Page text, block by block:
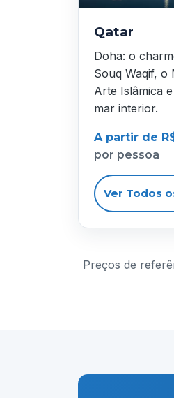
Qatar
Doha: o
Souq Waqif, o
Arte Islâmica
mar interior.
A partir de
por pessoa
Ver Todos
Preços de